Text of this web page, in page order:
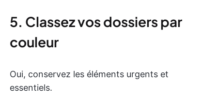
5. Classez vos dossiers par
couleur
Oui, conservez les éléments urgents et
essentiels.